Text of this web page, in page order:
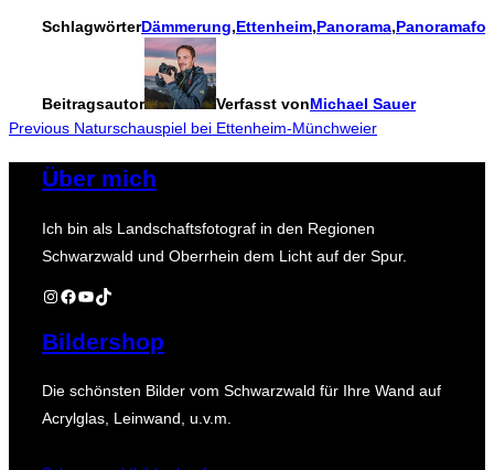
SchlagwörterDämmerung,Ettenheim,Panorama,
Beitragsautor Verfasst vonMichael Sauer
Beitragsnavigation
Previous
Previous Naturschauspiel bei Ettenheim-Münchweier
Über mich
Ich bin als Landschaftsfotograf in den Regionen
Schwarzwald und Oberrhein dem Licht auf der Spur.
Instagram
Facebook
YouTube
TikTok
Bildershop
Die schönsten Bilder vom Schwarzwald für Ihre Wand auf
Acrylglas, Leinwand, u.v.m.